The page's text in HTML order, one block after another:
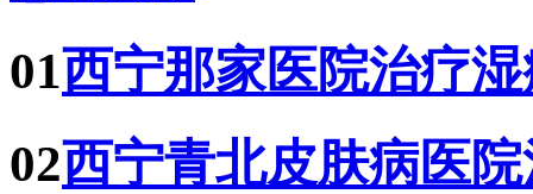
01西宁那家医院治疗
02西宁青北皮肤病医